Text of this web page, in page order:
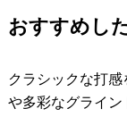
おすすめし
クラシックな打
や多彩なグライン